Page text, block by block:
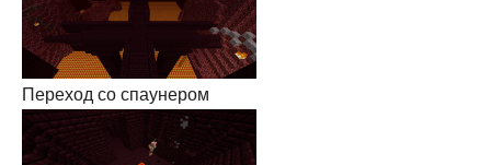
Переход со спаунером